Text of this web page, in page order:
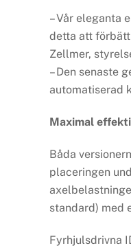
– Vår eleganta
detta att
Zellmer,
– Den senaste
automatiserad
Maximal
Båda
placeringen
standard) med
Fyrhjulsdrivna